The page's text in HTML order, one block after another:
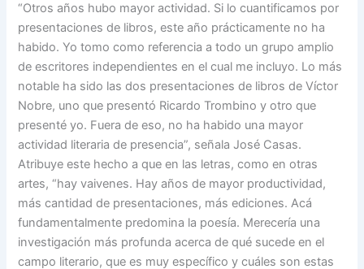
“Otros años hubo mayor actividad. Si lo cuantificamos por
presentaciones de libros, este año prácticamente no ha
habido. Yo tomo como referencia a todo un grupo amplio
de escritores independientes en el cual me incluyo. Lo más
notable ha sido las dos presentaciones de libros de Víctor
Nobre, uno que presentó Ricardo Trombino y otro que
presenté yo. Fuera de eso, no ha habido una mayor
actividad literaria de presencia”, señala José Casas.
Atribuye este hecho a que en las letras, como en otras
artes, “hay vaivenes. Hay años de mayor productividad,
más cantidad de presentaciones, más ediciones. Acá
fundamentalmente predomina la poesía. Merecería una
investigación más profunda acerca de qué sucede en el
campo literario, que es muy específico y cuáles son estas